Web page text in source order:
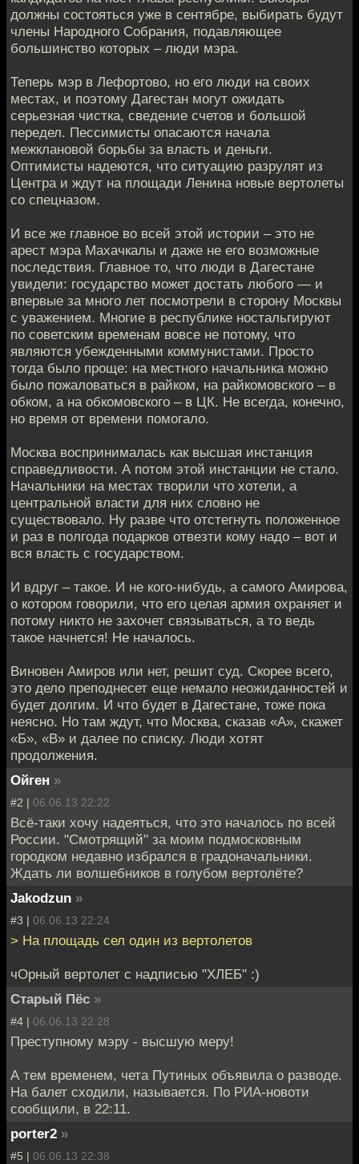
должны состояться уже в сентябре, выбирать будут
члены Народного Собрания, подавляющее
большинство которых – люди мэра.
Теперь мэр в Лефортово, но его люди на своих
местах, и поэтому Дагестан могут ожидать
серьезная чистка, сведение счетов и большой
передел. Пессимисты опасаются начала
межклановой борьбы за власть и деньги.
Оптимисты надеются, что ситуацию разрулят из
Центра и ждут на площади Ленина новые вертолеты
со спецназом.
И все же главное во всей этой истории – это не
арест мэра Махачкалы и даже не его возможные
последствия. Главное то, что люди в Дагестане
увидели: государство может достать любого — и
впервые за много лет посмотрели в сторону Москвы
с уважением. Многие в республике ностальгируют
по советским временам вовсе не потому, что
являются убежденными коммунистами. Просто
тогда было проще: на местного начальника можно
было пожаловаться в райком, на райкомовского – в
обком, а на обкомовского – в ЦК. Не всегда, конечно,
но время от времени помогало.
Москва воспринималась как высшая инстанция
справедливости. А потом этой инстанции не стало.
Начальники на местах творили что хотели, а
центральной власти для них словно не
существовало. Ну разве что отстегнуть положенное
и раз в полгода подарков отвезти кому надо – вот и
вся власть с государством.
И вдруг – такое. И не кого-нибудь, а самого Амирова,
о котором говорили, что его целая армия охраняет и
потому никто не захочет связываться, а то ведь
такое начнется! Не началось.
Виновен Амиров или нет, решит суд. Скорее всего,
это дело преподнесет еще немало неожиданностей и
будет долгим. И что будет в Дагестане, тоже пока
неясно. Но там ждут, что Москва, сказав «А», скажет
«Б», «В» и далее по списку. Люди хотят
продолжения.
Ойген »
#2 | 06.06.13 22:22
Всё-таки хочу надеяться, что это началось по всей
России. "Смотрящий" за моим подмосковным
городком недавно избрался в градоначальники.
Ждать ли волшебников в голубом вертолёте?
Jakodzun »
#3 | 06.06.13 22:24
> На площадь сел один из вертолетов
чОрный вертолет с надписью "ХЛЕБ" :)
Старый Пёс »
#4 | 06.06.13 22:28
Преступному мэру - высшую меру!
А тем временем, чета Путиных объявила о разводе.
На балет сходили, называется. По РИА-новоти
сообщили, в 22:11.
porter2 »
#5 | 06.06.13 22:38